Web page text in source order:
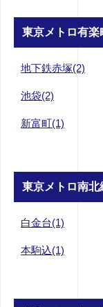
東京メトロ有楽
地下鉄赤塚(2)
池袋(2)
新富町(1)
東京メトロ南北
白金台(1)
本駒込(1)